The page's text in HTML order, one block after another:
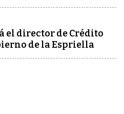
el director de Crédito
de la Espriella